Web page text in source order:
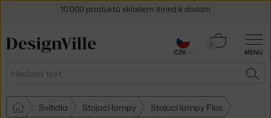
MENU
Hledat
0
Košík
Svítidla Stojací lampy Stojací lampy Flos
30 dní na vrácení zboží
CZK